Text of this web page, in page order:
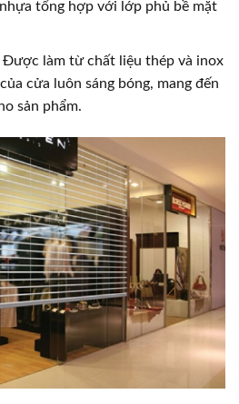
tổng hợp với lớp phủ bề mặt
làm từ chất liệu thép và inox
cửa luôn sáng bóng, mang đến
sản phẩm.